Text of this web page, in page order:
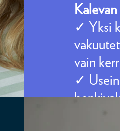
✓ Yksi
vain
✓
✓ Vain